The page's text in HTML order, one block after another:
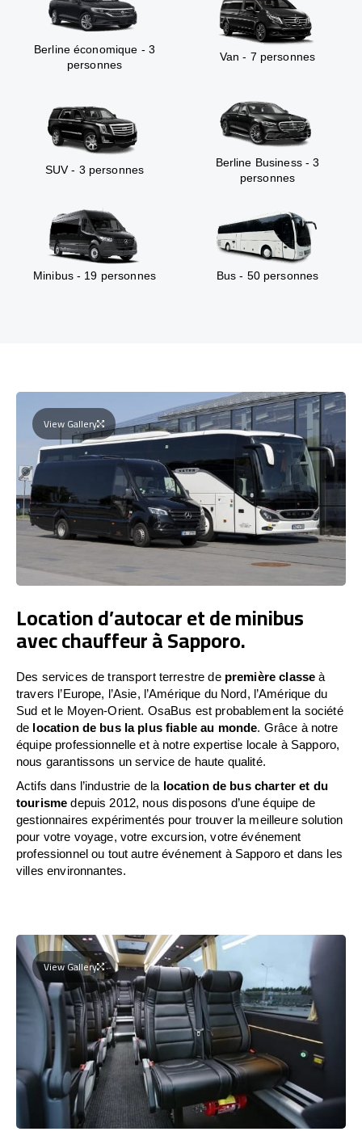
Berline économique - 3
personnes
Van - 7 personnes
SUV - 3 personnes
Berline Business - 3
personnes
Minibus - 19 personnes Bus - 50 personnes
View Gallery
Location d’autocar et de minibus
avec chauffeur à Sapporo.
Des services de transport terrestre de première classe à
travers l’Europe, l’Asie, l’Amérique du Nord, l’Amérique du
Sud et le Moyen-Orient. OsaBus est probablement la société
de location de bus la plus fiable au monde. Grâce à notre
équipe professionnelle et à notre expertise locale à Sapporo,
nous garantissons un service de haute qualité.
Actifs dans l’industrie de la location de bus charter et du
tourisme depuis 2012, nous disposons d’une équipe de
gestionnaires expérimentés pour trouver la meilleure solution
pour votre voyage, votre excursion, votre événement
professionnel ou tout autre événement à Sapporo et dans les
villes environnantes.
View Gallery